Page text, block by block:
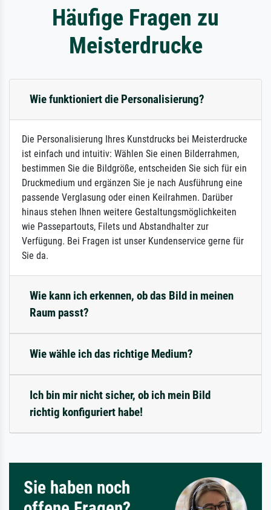
Häufige Fragen zu
Meisterdrucke
Wie funktioniert die Personalisierung?
Die Personalisierung Ihres Kunstdrucks bei Meisterdrucke
ist einfach und intuitiv: Wählen Sie einen Bilderrahmen,
bestimmen Sie die Bildgröße, entscheiden Sie sich für ein
Druckmedium und ergänzen Sie je nach Ausführung eine
passende Verglasung oder einen Keilrahmen. Darüber
hinaus stehen Ihnen weitere Gestaltungsmöglichkeiten
wie Passepartouts, Filets und Abstandhalter zur
Verfügung. Bei Fragen ist unser Kundenservice gerne für
Sie da.
Wie kann ich erkennen, ob das Bild in meinen
Raum passt?
Wie wähle ich das richtige Medium?
Ich bin mir nicht sicher, ob ich mein Bild
richtig konfiguriert habe!
Sie haben noch